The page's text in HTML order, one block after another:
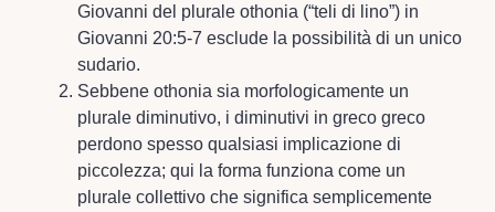
Giovanni del plurale othonia (“teli di lino”) in
Giovanni 20:5-7 esclude la possibilità di un unico
sudario.
Sebbene othonia sia morfologicamente un
plurale diminutivo, i diminutivi in greco greco
perdono spesso qualsiasi implicazione di
piccolezza; qui la forma funziona come un
plurale collettivo che significa semplicemente